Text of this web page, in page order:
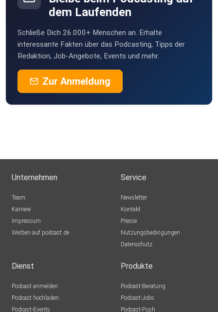
dem Laufenden
Schließe Dich 26.000+ Menschen an. Erhalte
interessante Fakten über das Podcasting, Tipps der
Redaktion, Job-Angebote, Events und mehr.
Zur Anmeldung
Unternehmen
Team
Karriere
Impressum
Werben auf podcast.de
Service
Newsletter
Kontakt
Presse
Nutzungsbedingungen
Datenschutz
Dienst
Podcast anmelden
Podcast hochladen
Podcast-Events
Produkte
Podcast-Beratung
Podcast-Jobs
Podcast-Push